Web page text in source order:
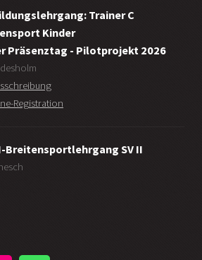
Trainer C
Kinder
Präsenztag - Pilotprojekt 2026
Registration
Breitensportlehrgang SV II